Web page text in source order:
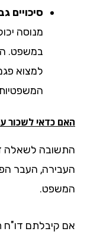
סיכויים
מנוסה יכול
במשפט. הוא
למצוא פגמים
המשפטיות
כדאי לשכור עורך
לשאלה זו
העבר
קיבלתם דו"ח